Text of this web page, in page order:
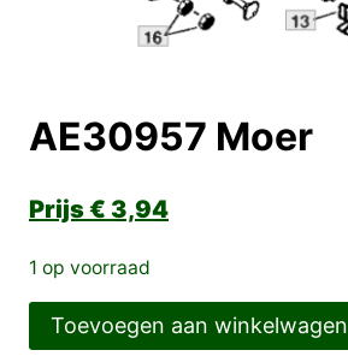
AE30957 Moer
€ 3,94
1 op voorraad
AE30957
Moer
Toevoegen aan winkelwagen